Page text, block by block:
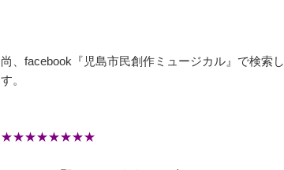
尚、facebook『児島市民創作ミュージカル』で検索
す。
★★★★★★★★